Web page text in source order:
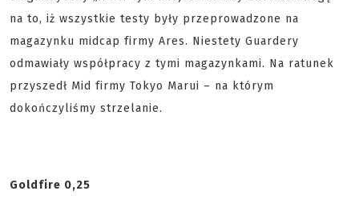
na to, iż wszystkie testy były przeprowadzone na
magazynku midcap firmy Ares. Niestety Guardery
odmawiały współpracy z tymi magazynkami. Na ratunek
przyszedł Mid firmy Tokyo Marui – na którym
dokończyliśmy strzelanie.
Goldfire 0,25